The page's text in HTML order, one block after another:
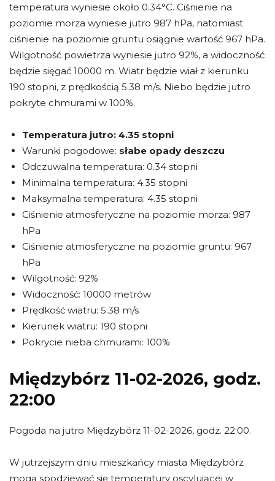
temperatura wyniesie około 0.34°C. Ciśnienie na
poziomie morza wyniesie jutro 987 hPa, natomiast
ciśnienie na poziomie gruntu osiągnie wartość 967 hPa.
Wilgotność powietrza wyniesie jutro 92%, a widoczność
będzie sięgać 10000 m. Wiatr będzie wiał z kierunku
190 stopni, z prędkością 5.38 m/s. Niebo będzie jutro
pokryte chmurami w 100%.
Temperatura jutro: 4.35 stopni
Warunki pogodowe: słabe opady deszczu
Odczuwalna temperatura: 0.34 stopni
Minimalna temperatura: 4.35 stopni
Maksymalna temperatura: 4.35 stopni
Ciśnienie atmosferyczne na poziomie morza: 987
hPa
Ciśnienie atmosferyczne na poziomie gruntu: 967
hPa
Wilgotność: 92%
Widoczność: 10000 metrów
Prędkość wiatru: 5.38 m/s
Kierunek wiatru: 190 stopni
Pokrycie nieba chmurami: 100%
Międzybórz 11-02-2026, godz.
22:00
Pogoda na jutro Międzybórz 11-02-2026, godz. 22:00.
W jutrzejszym dniu mieszkańcy miasta Międzybórz
mogą spodziewać się temperatury oscylującej w